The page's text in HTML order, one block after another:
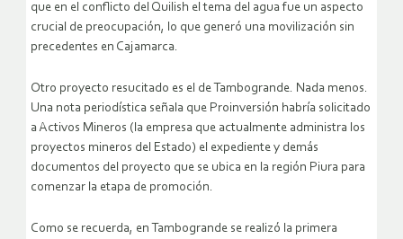
que en el conflicto del Quilish el tema del agua fue un aspecto
crucial de preocupación, lo que generó una movilización sin
precedentes en Cajamarca.
Otro proyecto resucitado es el de Tambogrande. Nada menos.
Una nota periodística señala que Proinversión habría solicitado
a Activos Mineros (la empresa que actualmente administra los
proyectos mineros del Estado) el expediente y demás
documentos del proyecto que se ubica en la región Piura para
comenzar la etapa de promoción.
Como se recuerda, en Tambogrande se realizó la primera